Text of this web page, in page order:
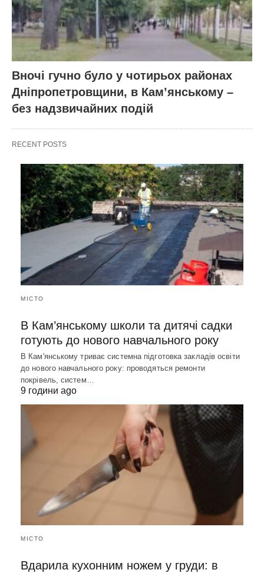
Вночі гучно було у чотирьох районах
Дніпропетровщини, в Кам’янському –
без надзвичайних подій
RECENT POSTS
МІСТО
В Кам’янському школи та дитячі садки
готують до нового навчального року
В Кам'янському триває системна підготовка закладів освіти
до нового навчального року: проводяться ремонти
покрівель, систем…
9 години ago
МІСТО
Вдарила кухонним ножем у груди: в